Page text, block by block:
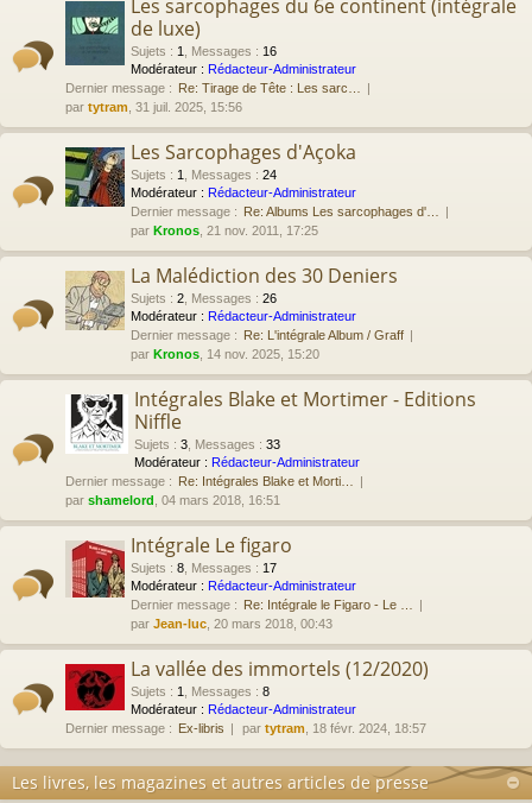
Les sarcophages du 6e continent (intégrale
de luxe)
Sujets : 1 Messages : 16
Modérateur : Rédacteur-Administrateur
Dernier message : Re: Tirage de Tête : Les sarc…
par tytram , 31 juil. 2025, 15:56
Les Sarcophages d'Açoka
Sujets : 1 Messages : 24
Modérateur : Rédacteur-Administrateur
Dernier message : Re: Albums Les sarcophages d'…
par Kronos , 21 nov. 2011, 17:25
La Malédiction des 30 Deniers
Sujets : 2 Messages : 26
Modérateur : Rédacteur-Administrateur
Dernier message : Re: L'intégrale Album / Graff
par Kronos , 14 nov. 2025, 15:20
Intégrales Blake et Mortimer - Editions
Niffle
Sujets : 3 Messages : 33
Modérateur : Rédacteur-Administrateur
Dernier message : Re: Intégrales Blake et Morti…
par shamelord , 04 mars 2018, 16:51
Intégrale Le figaro
Sujets : 8 Messages : 17
Modérateur : Rédacteur-Administrateur
Dernier message : Re: Intégrale le Figaro - Le …
par Jean-luc , 20 mars 2018, 00:43
La vallée des immortels (12/2020)
Sujets : 1 Messages : 8
Modérateur : Rédacteur-Administrateur
Dernier message : Ex-libris par tytram , 18 févr. 2024, 18:57
Les livres, les magazines et autres articles de presse